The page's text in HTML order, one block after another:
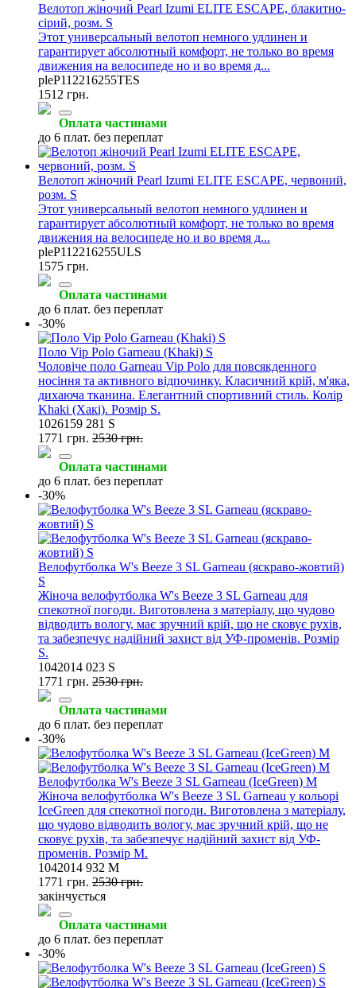
Велотоп жіночий Pearl Izumi ELITE ESCAPE, блакитно-
сірий, розм. S
Этот универсальный велотоп немного удлинен и
гарантирует абсолютный комфорт, не только во время
движения на велосипеде но и во время д...
pleP112216255TES
1512 грн.
Оплата частинами
до 6 плат. без переплат
Велотоп жіночий Pearl Izumi ELITE ESCAPE, червоний,
розм. S
Этот универсальный велотоп немного удлинен и
гарантирует абсолютный комфорт, не только во время
движения на велосипеде но и во время д...
pleP112216255ULS
1575 грн.
Оплата частинами
до 6 плат. без переплат
-30%
Поло Vip Polo Garneau (Khaki) S
Чоловіче поло Garneau Vip Polo для повсякденного
носіння та активного відпочинку. Класичний крій, м'яка,
дихаюча тканина. Елегантний спортивний стиль. Колір
Khaki (Хакі). Розмір S.
1026159 281 S
1771 грн. 2530 грн.
Оплата частинами
до 6 плат. без переплат
-30%
Велофутболка W's Beeze 3 SL Garneau (яскраво-жовтий)
S
Жіноча велофутболка W's Beeze 3 SL Garneau для
спекотної погоди. Виготовлена з матеріалу, що чудово
відводить вологу, має зручний крій, що не сковує рухів,
та забезпечує надійний захист від УФ-променів. Розмір
S.
1042014 023 S
1771 грн. 2530 грн.
Оплата частинами
до 6 плат. без переплат
-30%
Велофутболка W's Beeze 3 SL Garneau (IceGreen) M
Жіноча велофутболка W's Beeze 3 SL Garneau у кольорі
IceGreen для спекотної погоди. Виготовлена з матеріалу,
що чудово відводить вологу, має зручний крій, що не
сковує рухів, та забезпечує надійний захист від УФ-
променів. Розмір M.
1042014 932 M
1771 грн. 2530 грн.
закінчується
Оплата частинами
до 6 плат. без переплат
-30%